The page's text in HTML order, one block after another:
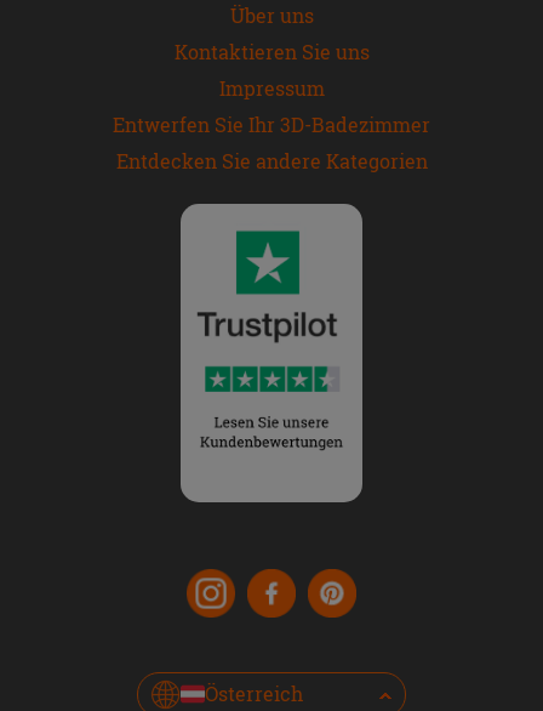
Über uns
Kontaktieren Sie uns
Impressum
Entwerfen Sie Ihr 3D-Badezimmer
Entdecken Sie andere Kategorien
Österreich